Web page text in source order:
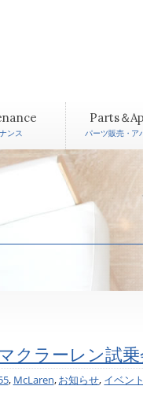
ンス
Parts＆
パーツ販売・ア
クラーレン試
, McLaren,お知らせ, イベン